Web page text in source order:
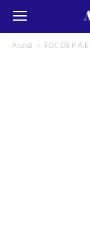
Acasă FOC DE P.A.E.